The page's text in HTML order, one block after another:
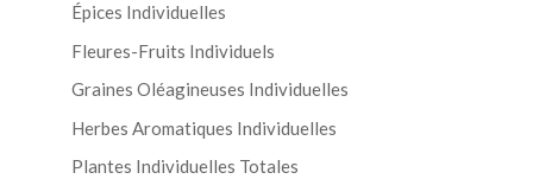
Épices Individuelles
Fleures-Fruits Individuels
Graines Oléagineuses Individuelles
Herbes Aromatiques Individuelles
Plantes Individuelles Totales